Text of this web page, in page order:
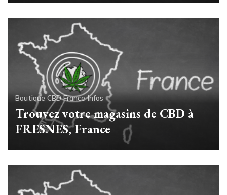
Boutique CBD France Infos
Trouvez votre magasins de CBD à
FRESNES, France